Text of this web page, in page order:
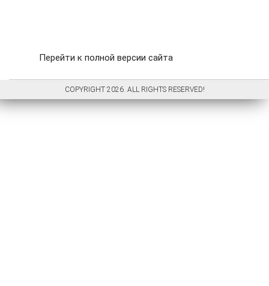
Перейти к полной версии сайта
COPYRIGHT 2026. ALL RIGHTS RESERVED!